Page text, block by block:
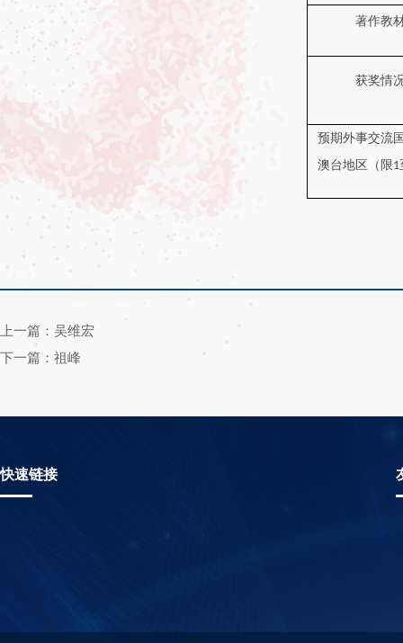
著作教
获奖情
预期外事交流
澳台地区（限1
上一篇：吴维宏
下一篇：祖峰
快速链接